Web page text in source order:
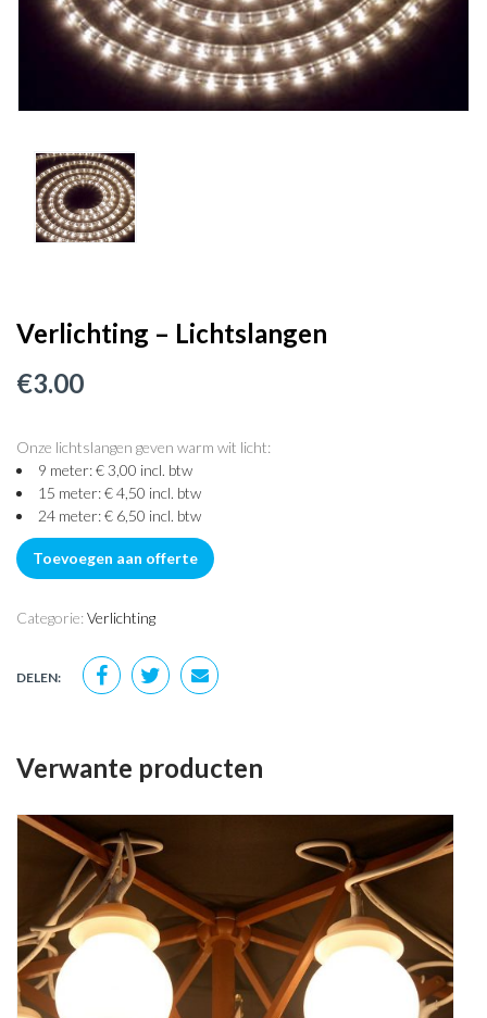
Verlichting – Lichtslangen
€3.00
Onze lichtslangen geven warm wit licht:
9 meter: € 3,00 incl. btw
15 meter: € 4,50 incl. btw
24 meter: € 6,50 incl. btw
Toevoegen aan offerte
Categorie:Verlichting
DELEN:
Verwante producten